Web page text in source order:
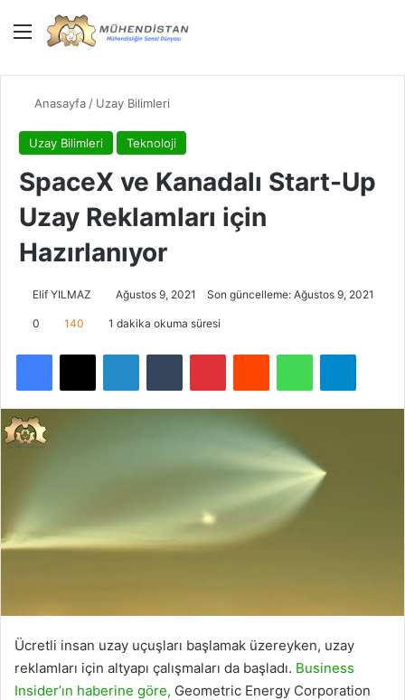
Menü
Anasayfa / Uzay Bilimleri
Uzay Bilimleri Teknoloji
SpaceX ve Kanadalı Start-Up
Uzay Reklamları için
Hazırlanıyor
Elif YILMAZ Ağustos 9, 2021 Son güncelleme: Ağustos 9, 2021
0 140 1 dakika okuma süresi
Facebook
X LinkedInTumblr PinterestReddit WhatsApp
Ücretli insan uzay uçuşları başlamak üzereyken, uzay
reklamları için altyapı çalışmaları da başladı. Business
Insider’ın haberine göre, Geometric Energy Corporation